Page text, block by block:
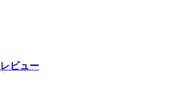
ビュー